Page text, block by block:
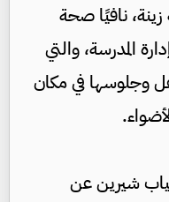
نافيًا صحة
المدرسة، والتي
وجلوسها في مكان
شيرين عن